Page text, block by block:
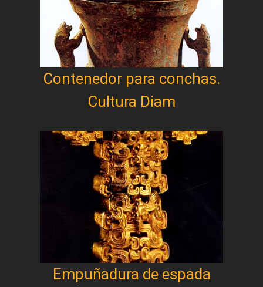
Contenedor para conchas.
Cultura Diam
Empuñadura de espada